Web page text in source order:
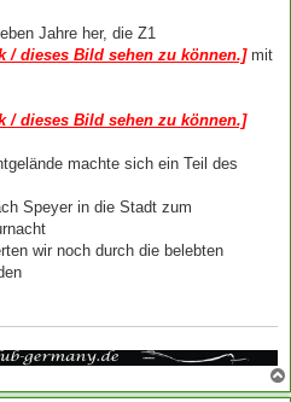
Jahre her, die Z1
/ dieses Bild sehen zu können.]mit
/ dieses Bild sehen zu können.]
machte sich ein Teil des
Speyer in die Stadt zum
wir noch durch die belebten